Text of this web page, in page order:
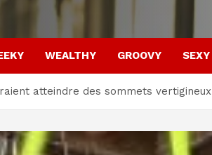
WEALTHY GROOVY SEXY
atteindre des sommets vertigineux